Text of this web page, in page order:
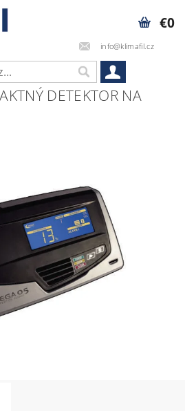
info@klimafil.cz
€0
DETEKTOR NA